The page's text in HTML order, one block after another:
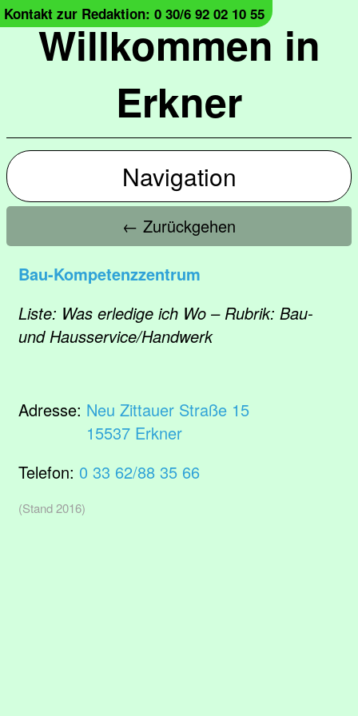
Willkommen in
Erkner
Kontakt zur Redaktion: 0 30/6 92 02 10 55
Navigation
← Zurückgehen
Bau-Kompetenzzentrum
Liste: Was erledige ich Wo – Rubrik: Bau-
und Hausservice/Handwerk
Adresse: Neu Zittauer Straße 15
15537 Erkner
Telefon: 0 33 62/88 35 66
(Stand 2016)